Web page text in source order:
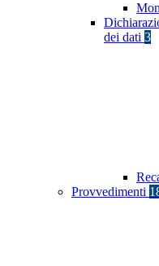
dei dati 3
Provvedimenti